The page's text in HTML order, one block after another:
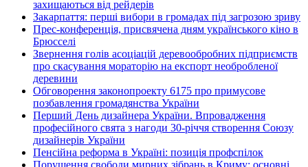
захищаються від рейдерів
Закарпаття: перші вибори в громадах під загрозою зриву
Прес-конференція, присвячена дням українського кіно в
Брюсселі
Звернення голів асоціацій деревообробних підприємств
про скасування мораторію на експорт необробленої
деревини
Обговорення законопроекту 6175 про примусове
позбавлення громадянства України
Перший День дизайнера України. Впровадження
професійного свята з нагоди 30-річчя створення Союзу
дизайнерів України
Пенсійна реформа в Україні: позиція профспілок
Порушення свободи мирних зібрань в Криму: основні